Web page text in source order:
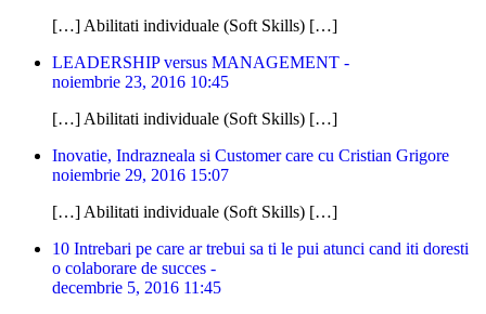
[…] Abilitati individuale (Soft Skills) […]
LEADERSHIP versus MANAGEMENT -
noiembrie 23, 2016 10:45
[…] Abilitati individuale (Soft Skills) […]
Inovatie, Indrazneala si Customer care cu Cristian Grigore
noiembrie 29, 2016 15:07
[…] Abilitati individuale (Soft Skills) […]
10 Intrebari pe care ar trebui sa ti le pui atunci cand iti doresti
o colaborare de succes -
decembrie 5, 2016 11:45